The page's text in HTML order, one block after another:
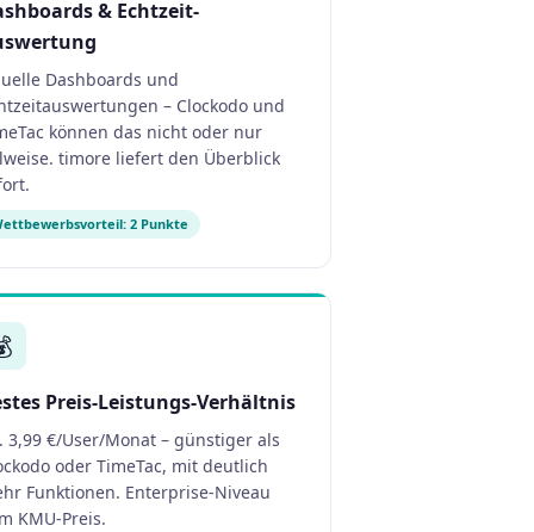
& Echtzeit-
Dashboards und
– Clockodo und
können das nicht oder nur
timore liefert den Überblick
2 Punkte
Preis-Leistungs-Verhältnis
3,99 €/User/Monat – günstiger als
oder TimeTac, mit deutlich
Funktionen. Enterprise-Niveau
KMU-Preis.